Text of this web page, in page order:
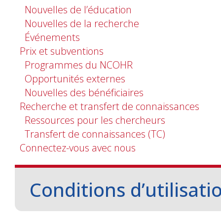
Nouvelles de l’éducation
Nouvelles de la recherche
Événements
Prix et subventions
Programmes du NCOHR
Opportunités externes
Nouvelles des bénéficiaires
Recherche et transfert de connaissances
Ressources pour les chercheurs
Transfert de connaissances (TC)
Connectez-vous avec nous
Conditions